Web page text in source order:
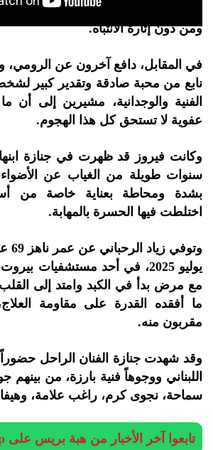
العامة التي حضرت العزاء قدّمت
ومن دون إثارة الانتباه.
في المقابل، دافع آخرون عن الرومي،
نابع من محبة صادقة وتقدير كبير
الفنية والوجدانية، مشيرين إلى
عفوية لا تستحق كل هذا الهجوم.
وكانت فيروز قد ظهرت في جنازة ابنها
سنوات طويلة من الغياب عن
بشدة ومحاطة بعناية خاصة من
اختلطت فيها الحسرة بالمهابة.
يوليو 2025، في أحد مستشفيات
مع مرض بدأ في الكبد وامتد إلى القلب
ما أفقده القدرة على مقاومة
مقربون منه.
وقد شهدت جنازة الفنان الراحل حضوراً
اللبناني ووجوهاً فنية بارزة، من
سماحة، نجوى كرم، راغب علامة،
تابعوا آخر الأخبار من هبة بريس على WhatsApp